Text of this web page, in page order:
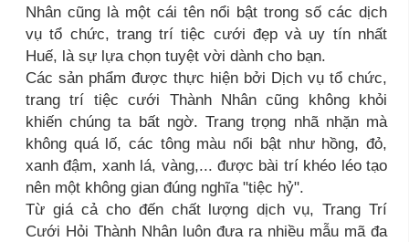
Nhân cũng là một cái tên nổi bật trong số các dịch
vụ tổ chức, trang trí tiệc cưới đẹp và uy tín nhất
Huế, là sự lựa chọn tuyệt vời dành cho bạn.
Các sản phẩm được thực hiện bởi Dịch vụ tổ chức,
trang trí tiệc cưới Thành Nhân cũng không khỏi
khiến chúng ta bất ngờ. Trang trọng nhã nhặn mà
không quá lố, các tông màu nổi bật như hồng, đỏ,
xanh đậm, xanh lá, vàng,... được bài trí khéo léo tạo
nên một không gian đúng nghĩa "tiệc hỷ".
Từ giá cả cho đến chất lượng dịch vụ, Trang Trí
Cưới Hỏi Thành Nhân luôn đưa ra nhiều mẫu mã đa